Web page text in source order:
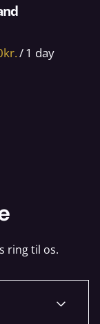
/
ring til os.